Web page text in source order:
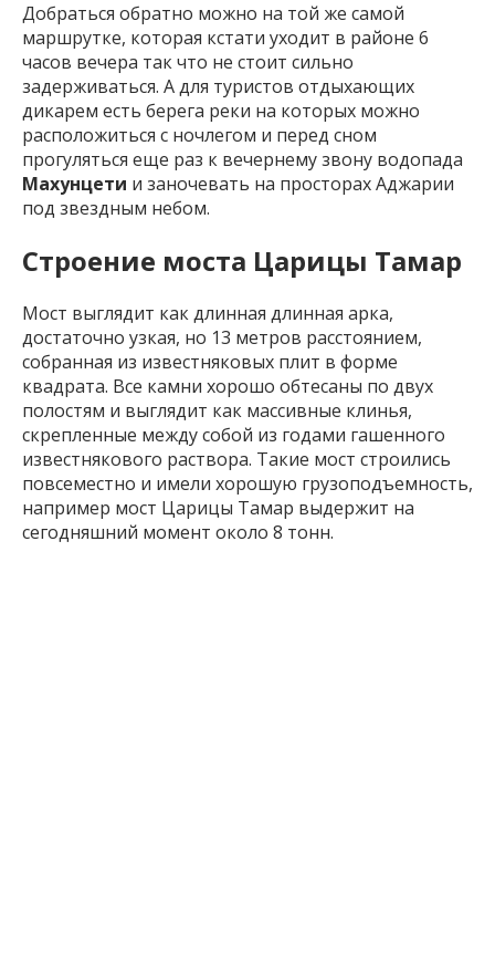
Добраться обратно можно на той же самой
маршрутке, которая кстати уходит в районе 6
часов вечера так что не стоит сильно
задерживаться. А для туристов отдыхающих
дикарем есть берега реки на которых можно
расположиться с ночлегом и перед сном
прогуляться еще раз к вечернему звону водопада
Махунцети и заночевать на просторах Аджарии
под звездным небом.
Строение моста Царицы Тамар
Мост выглядит как длинная длинная арка,
достаточно узкая, но 13 метров расстоянием,
собранная из известняковых плит в форме
квадрата. Все камни хорошо обтесаны по двух
полостям и выглядит как массивные клинья,
скрепленные между собой из годами гашенного
известнякового раствора. Такие мост строились
повсеместно и имели хорошую грузоподъемность,
например мост Царицы Тамар выдержит на
сегодняшний момент около 8 тонн.